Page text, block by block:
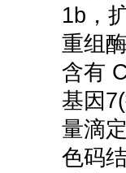
1b ，
重组
含有
基因 7(
量滴
色码